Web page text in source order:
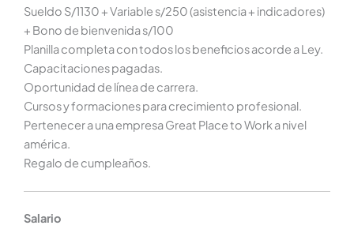
Sueldo S/1130 + Variable s/250 (asistencia + indicadores)
+ Bono de bienvenida s/100
Planilla completa con todos los beneficios acorde a Ley.
Capacitaciones pagadas.
Oportunidad de línea de carrera.
Cursos y formaciones para crecimiento profesional.
Pertenecer a una empresa Great Place to Work a nivel
américa.
Regalo de cumpleaños.
Salario